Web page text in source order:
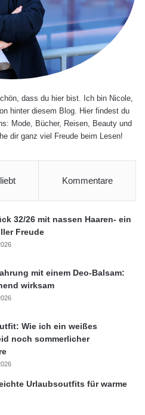
dass du hier bist. Ich bin Nicole,
hinter diesem Blog. Hier findest du
Mode, Bücher, Reisen, Beauty und
dir ganz viel Freude beim Lesen!
Kommentare
32/26 mit nassen Haaren- ein
Freude
mit einem Deo-Balsam:
wirksam
Wie ich ein weißes
noch sommerlicher
Urlaubsoutfits für warme